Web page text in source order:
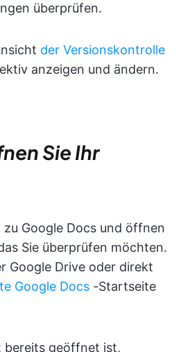
überprüfen.
der Versionskontrolle
anzeigen und ändern.
Sie Ihr
zu Google Docs und öffnen
Sie überprüfen möchten.
Google Drive oder direkt
Google Docs -Startseite
bereits geöffnet ist,